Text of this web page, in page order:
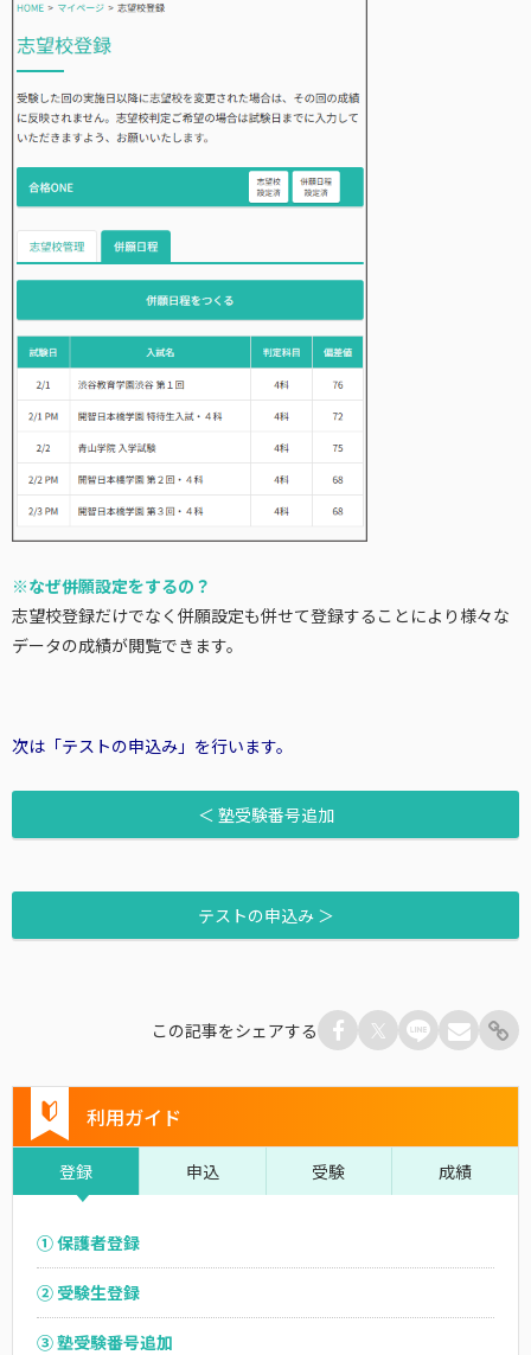
※なぜ併願設定をするの？
志望校登録だけでなく併願設定も併せて登録することにより様々な
データの成績が閲覧できます。
次は「テストの申込み」を行います。
＜ 塾受験番号追加
テストの申込み ＞
この記事をシェアする
利用ガイド
登録 申込 受験 成績
① 保護者登録
② 受験生登録
③ 塾受験番号追加